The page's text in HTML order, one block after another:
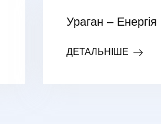
Ураган – Енергія
ДЕТАЛЬНІШЕ